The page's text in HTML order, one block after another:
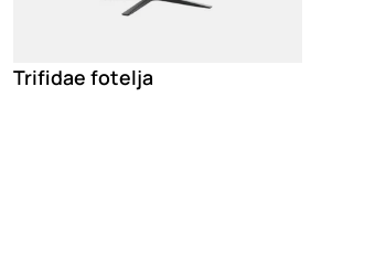
Trifidae fotelja